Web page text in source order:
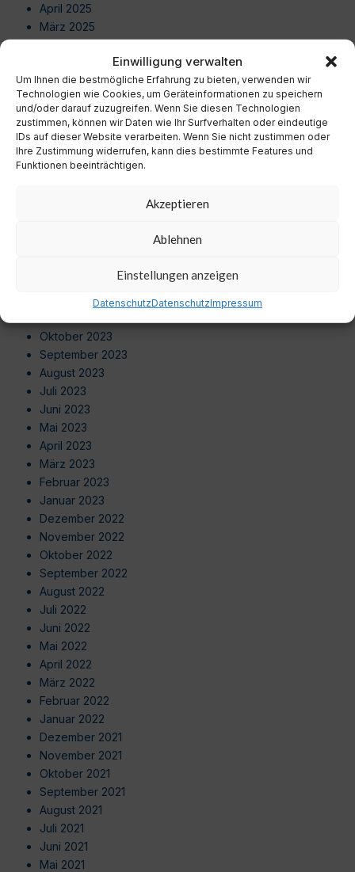
Einwilligung verwalten
Um Ihnen die bestmögliche Erfahrung zu bieten, verwenden wir
Technologien wie Cookies, um Geräteinformationen zu speichern
und/oder darauf zuzugreifen. Wenn Sie diesen Technologien
zustimmen, können wir Daten wie Ihr Surfverhalten oder eindeutige
IDs auf dieser Website verarbeiten. Wenn Sie nicht zustimmen oder
Ihre Zustimmung widerrufen, kann dies bestimmte Features und
Funktionen beeinträchtigen.
Akzeptieren
Ablehnen
Einstellungen anzeigen
DatenschutzDatenschutzImpressum
April 2025
März 2025
Dezember 2024
November 2024
Oktober 2024
September 2024
August 2024
Juli 2024
Dezember 2023
Oktober 2023
September 2023
August 2023
Juli 2023
Juni 2023
Mai 2023
April 2023
März 2023
Februar 2023
Januar 2023
Dezember 2022
November 2022
Oktober 2022
September 2022
August 2022
Juli 2022
Juni 2022
Mai 2022
April 2022
März 2022
Februar 2022
Januar 2022
Dezember 2021
November 2021
Oktober 2021
September 2021
August 2021
Juli 2021
Juni 2021
Mai 2021